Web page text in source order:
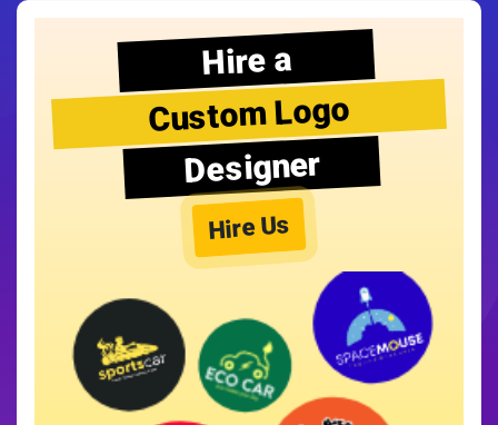
Hire a
Custom Logo
Designer
Hire Us